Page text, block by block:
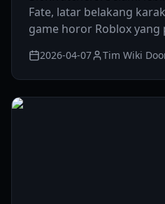
Fate, latar belakang
game horor Roblox yang
2026-04-07 Tim Wiki